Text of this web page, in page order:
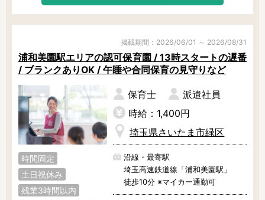
◎園の雰囲気
園舎だけでなく遊具や道具にも木が
児用と2つの園庭があります。
キレイながらもどこか懐かしく、昔
ながらの温かみある雰囲気です。
浦和美園駅から平坦な道を徒歩でも
行けますし、駐車場もあるため車通
勤の方にもオススメです！
◎シフト・働き方は応相談
詳細な就業条件は応相談になりま
す！
求人よりも「もう少し短く・長く勤
務したい……」という方。
また、子育て中・介護中・ブランク
等で働き方にお迷いがある方。
掲載期間：2026/06/01 ～ 2026/08/31
浦和美園駅エリアの認可保育園 / 13時スタートの遅番
/ ブランクありOK / 午睡や合同保育の見守りなど
時間固定
土日祝休み
残業3時間以内
保育士
派遣社員
時給：1,400円
埼玉県さいたま市緑区
沿線・最寄駅
埼玉高速鉄道線「浦和美園駅」
徒歩10分 ※マイカー通勤可